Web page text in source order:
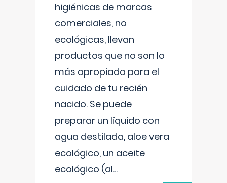
higiénicas de marcas
comerciales, no
ecológicas, llevan
productos que no son lo
más apropiado para el
cuidado de tu recién
nacido. Se puede
preparar un líquido con
agua destilada, aloe vera
ecológico, un aceite
ecológico (al...